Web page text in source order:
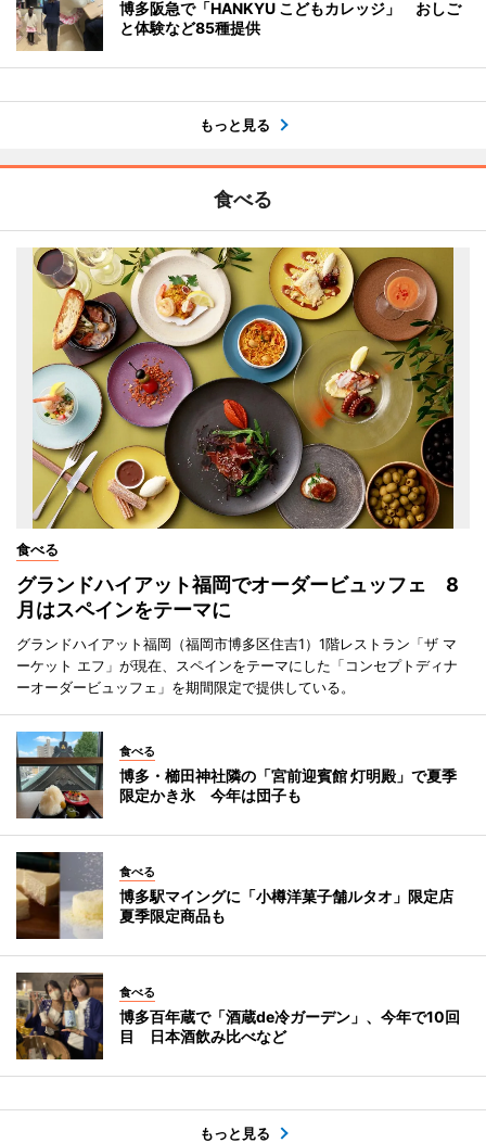
博多阪急で「HANKYU こどもカレッジ」 おしご
と体験など85種提供
もっと見る
食べる
食べる
グランドハイアット福岡でオーダービュッフェ 8
月はスペインをテーマに
グランドハイアット福岡（福岡市博多区住吉1）1階レストラン「ザ マ
ーケット エフ」が現在、スペインをテーマにした「コンセプトディナ
ーオーダービュッフェ」を期間限定で提供している。
食べる
博多・櫛田神社隣の「宮前迎賓館 灯明殿」で夏季
限定かき氷 今年は団子も
食べる
博多駅マイングに「小樽洋菓子舗ルタオ」限定店
夏季限定商品も
食べる
博多百年蔵で「酒蔵de冷ガーデン」、今年で10回
目 日本酒飲み比べなど
もっと見る